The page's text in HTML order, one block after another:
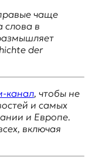
чаще
слова в
der
канал, чтобы не
и самых
и Европе.
включая